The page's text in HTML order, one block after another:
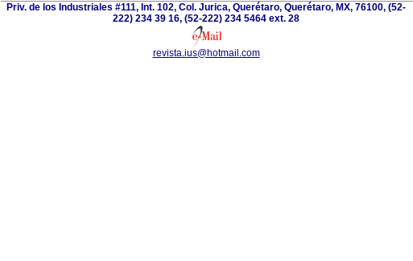
Priv. de los Industriales #111, Int. 102, Col. Jurica, Querétaro, Querétaro, MX, 76100, (52-
222) 234 39 16, (52-222) 234 5464 ext. 28
revista.ius@hotmail.com